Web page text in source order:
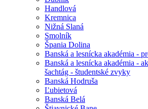
Handlová
Kremnica
Nižná Slaná
Smolník
Špania Dolina
Banská a lesnícka akadémia -
Banská a lesnícka akadémia -
šachtág - študentské zvyky
Banská Hodruša
Ľubietová
Banská Belá